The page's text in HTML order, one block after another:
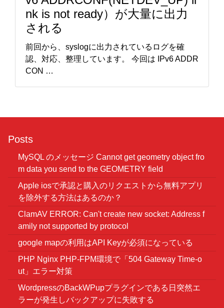
nk is not ready）が大量に出力
される
前回から、syslogに出力されているログを確
認、対応、整理しています。 今回は IPv6 ADDR
CON …
Posts
MySQL のメッセージ Cannot get geometry object fro
m data you send to the GEOMETRY field
Apple iosで承認と購入のリクエストから無料アプリ
を除外する方法はあるのか？
ClamAV ERROR: Can't create new socket: Address f
amily not supported by protocol
google mapの利用はAPI Keyが必須になっている
PHP Nginx PHP-FPM環境で「504 Gateway Time-o
ut」エラー対策
WordpressのBackWPupプラグインである日突然エ
ラーが発生しバックアップに失敗する